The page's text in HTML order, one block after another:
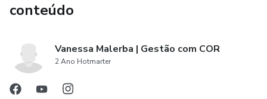
conteúdo
Vanessa Malerba | Gestão com COR
2 Ano Hotmarter